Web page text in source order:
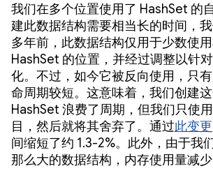
我们在多个位置使用了 HashSet 的
建此数据结构需要相当长的时间，我
多年前，此数据结构仅用于少数使
HashSet 的位置，并经过调整以针
化。不过，如今它被反向使用，只
命周期较短。这意味着，我们创建
HashSet 浪费了周期，但我们只使
目，然后就将其舍弃了。通过此变更
间缩短了约 1.3-2%。此外，由于我
那么大的数据结构，内存使用量减少